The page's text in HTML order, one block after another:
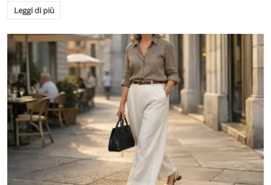
Leggi di più